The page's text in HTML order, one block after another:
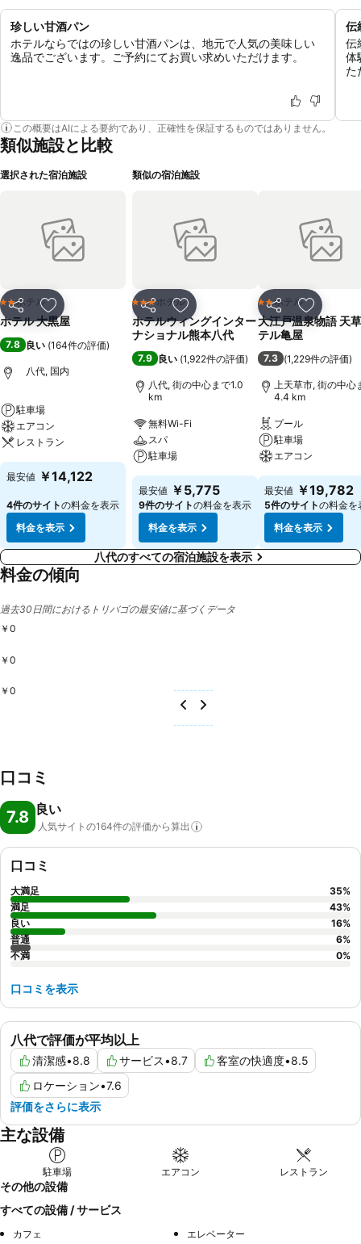
珍しい甘酒パン
ホテルならではの珍しい甘酒パンは、地元で人気の美味しい
逸品でございます。ご予約にてお買い求めいただけます。
伝
伝
体
た
この概要はAIによる要約であり、正確性を保証するものではありません。
類似施設と比較
選択された宿泊施設
シェア お気に入りに追加
2 ホテルのランク
ホテル
ホテル 大黒屋
7.8 良い (164件の評価)
八代, 国内
駐車場
エアコン
レストラン
最安値 ￥14,122
4件のサイトの料金を表示
料金を表示
類似の宿泊施設
シェア お気に入りに追加
3 ホテルのランク
ホテル
ホテルウィングインター
ナショナル熊本八代
7.9 良い (1,922件の評価)
八代, 街の中心まで1.0
km
無料Wi-Fi
スパ
駐車場
最安値 ￥5,775
9件のサイトの料金を表示
料金を表示
シェア お気に入
2 ホテルのランク
ホテル
大江戸温泉物語 天
テル亀屋
7.3 (1,229件の評価)
上天草市, 街の中心
4.4 km
プール
駐車場
エアコン
最安値 ￥19,782
5件のサイトの料金を
料金を表示
八代のすべての宿泊施設を表示
料金の傾向
過去30日間におけるトリバゴの最安値に基づくデータ
￥0
￥0
￥0
口コミ
7.8 良い
人気サイトの164件の評価から算出
八代で評価が平均以上
清潔感•8.8 サービス•8.7 客室の快適度•8.5
ロケーション•7.6
評価をさらに表示
口コミ
大満足 35%
満足
43%
良い
16%
普通
6%
不満
0%
口コミを表示
主な設備
駐車場 エアコン レストラン
その他の設備
すべての設備 / サービス
カフェ エレベーター